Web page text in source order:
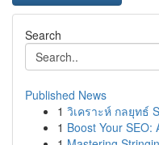
Search
Published News
1 วิเคราะห์ กลยุทธ์
1 Boost Your SEO: